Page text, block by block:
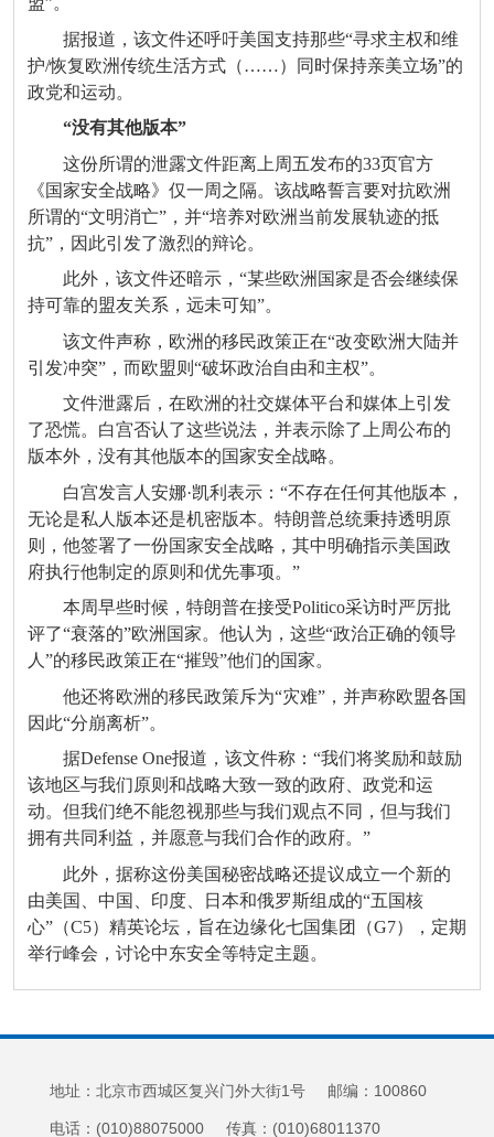
据报道，该文件还呼吁美国支持那些“寻求主权和维
护/恢复欧洲传统生活方式（……）同时保持亲美立场”的
政党和运动。
“没有其他版本”
这份所谓的泄露文件距离上周五发布的33页官方
《国家安全战略》仅一周之隔。该战略誓言要对抗欧洲
所谓的“文明消亡”，并“培养对欧洲当前发展轨迹的抵
抗”，因此引发了激烈的辩论。
此外，该文件还暗示，“某些欧洲国家是否会继续保
持可靠的盟友关系，远未可知”。
该文件声称，欧洲的移民政策正在“改变欧洲大陆并
引发冲突”，而欧盟则“破坏政治自由和主权”。
文件泄露后，在欧洲的社交媒体平台和媒体上引发
了恐慌。白宫否认了这些说法，并表示除了上周公布的
版本外，没有其他版本的国家安全战略。
白宫发言人安娜·凯利表示：“不存在任何其他版本，
无论是私人版本还是机密版本。特朗普总统秉持透明原
则，他签署了一份国家安全战略，其中明确指示美国政
府执行他制定的原则和优先事项。”
本周早些时候，特朗普在接受Politico采访时严厉批
评了“衰落的”欧洲国家。他认为，这些“政治正确的领导
人”的移民政策正在“摧毁”他们的国家。
他还将欧洲的移民政策斥为“灾难”，并声称欧盟各国
因此“分崩离析”。
据Defense One报道，该文件称：“我们将奖励和鼓励
该地区与我们原则和战略大致一致的政府、政党和运
动。但我们绝不能忽视那些与我们观点不同，但与我们
拥有共同利益，并愿意与我们合作的政府。”
此外，据称这份美国秘密战略还提议成立一个新的
由美国、中国、印度、日本和俄罗斯组成的“五国核
心”（C5）精英论坛，旨在边缘化七国集团（G7），定期
举行峰会，讨论中东安全等特定主题。
地址：北京市西城区复兴门外大街1号 邮编：100860
电话：(010)88075000 传真：(010)68011370